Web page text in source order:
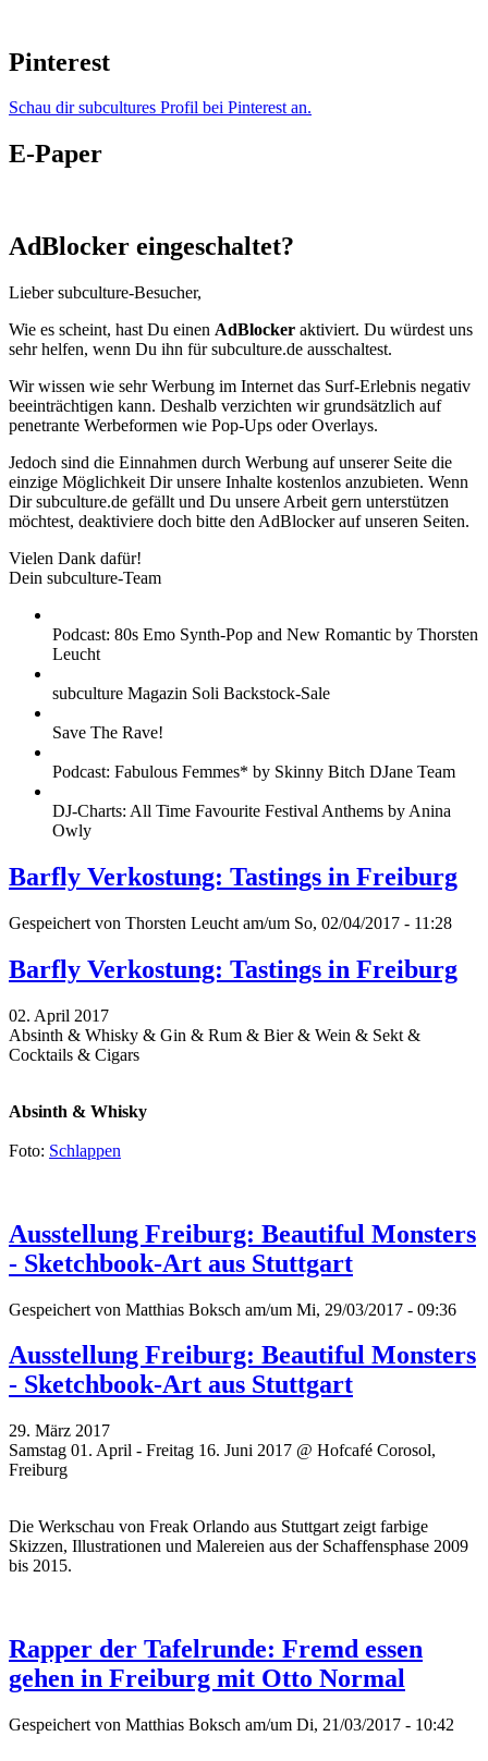
Pinterest
Schau dir subcultures Profil bei Pinterest an.
E-Paper
AdBlocker eingeschaltet?
Lieber subculture-Besucher,
Wie es scheint, hast Du einen AdBlocker aktiviert. Du würdest uns
sehr helfen, wenn Du ihn für subculture.de ausschaltest.
Wir wissen wie sehr Werbung im Internet das Surf-Erlebnis negativ
beeinträchtigen kann. Deshalb verzichten wir grundsätzlich auf
penetrante Werbeformen wie Pop-Ups oder Overlays.
Jedoch sind die Einnahmen durch Werbung auf unserer Seite die
einzige Möglichkeit Dir unsere Inhalte kostenlos anzubieten. Wenn
Dir subculture.de gefällt und Du unsere Arbeit gern unterstützen
möchtest, deaktiviere doch bitte den AdBlocker auf unseren Seiten.
Vielen Dank dafür!
Dein subculture-Team
Podcast: 80s Emo Synth-Pop and New Romantic by Thorsten
Leucht
subculture Magazin Soli Backstock-Sale
Save The Rave!
Podcast: Fabulous Femmes* by Skinny Bitch DJane Team
DJ-Charts: All Time Favourite Festival Anthems by Anina
Owly
Barfly Verkostung: Tastings in Freiburg
Gespeichert von Thorsten Leucht am/um So, 02/04/2017 - 11:28
Barfly Verkostung: Tastings in Freiburg
02. April 2017
Absinth & Whisky & Gin & Rum & Bier & Wein & Sekt &
Cocktails & Cigars
Absinth & Whisky
Foto: Schlappen
Ausstellung Freiburg: Beautiful Monsters
- Sketchbook-Art aus Stuttgart
Gespeichert von Matthias Boksch am/um Mi, 29/03/2017 - 09:36
Ausstellung Freiburg: Beautiful Monsters
- Sketchbook-Art aus Stuttgart
29. März 2017
Samstag 01. April - Freitag 16. Juni 2017 @ Hofcafé Corosol,
Freiburg
Die Werkschau von Freak Orlando aus Stuttgart zeigt farbige
Skizzen, Illustrationen und Malereien aus der Schaffensphase 2009
bis 2015.
Rapper der Tafelrunde: Fremd essen
gehen in Freiburg mit Otto Normal
Gespeichert von Matthias Boksch am/um Di, 21/03/2017 - 10:42